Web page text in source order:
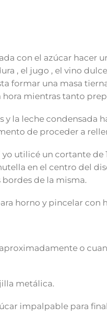
con el azúcar hacer
, el jugo , el vino
formar una masa
hora mientras tanto
la leche condensada
de proceder a
utilicé un cortante de
en el centro del
de la misma.
horno y pincelar con
o
metálica.
impalpable para